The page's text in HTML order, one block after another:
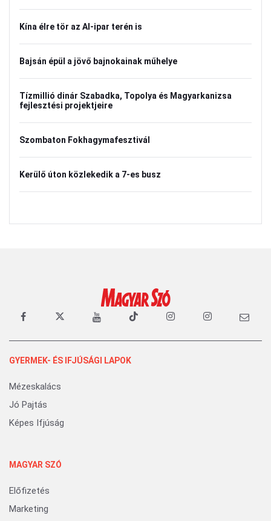
Kína élre tör az AI-ipar terén is
Bajsán épül a jövő bajnokainak műhelye
Tízmillió dinár Szabadka, Topolya és Magyarkanizsa
fejlesztési projektjeire
Szombaton Fokhagymafesztivál
Kerülő úton közlekedik a 7-es busz
GYERMEK- ÉS IFJÚSÁGI LAPOK
Mézeskalács
Jó Pajtás
Képes Ifjúság
MAGYAR SZÓ
Előfizetés
Marketing